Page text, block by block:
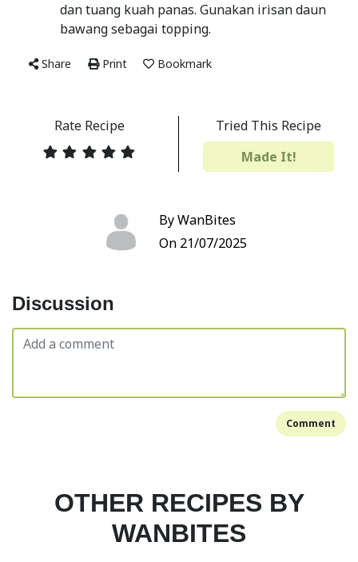
dan tuang kuah panas. Gunakan irisan daun
bawang sebagai topping.
Share Print Bookmark
Rate Recipe
Tried This Recipe
Made It!
By WanBites
On 21/07/2025
Discussion
Comment
OTHER RECIPES BY
WANBITES